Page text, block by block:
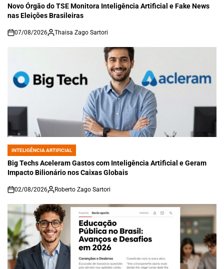
IN
Novo Órgão do TSE Monitora Inteligência Artificial e Fake News
nas Eleições Brasileiras
on
07/08/2026 Thaisa Zago Sartori
POSTED
IN
INTELIGÊNCIA ARTIFICIAL
Big Techs Aceleram Gastos com Inteligência Artificial e Geram
Impacto Bilionário nos Caixas Globais
on
02/08/2026 Roberto Zago Sartori